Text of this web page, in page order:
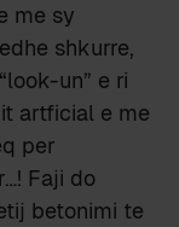
me sy
shkurre,
un” e ri
artficial e me
per
Faji do
betonimi te